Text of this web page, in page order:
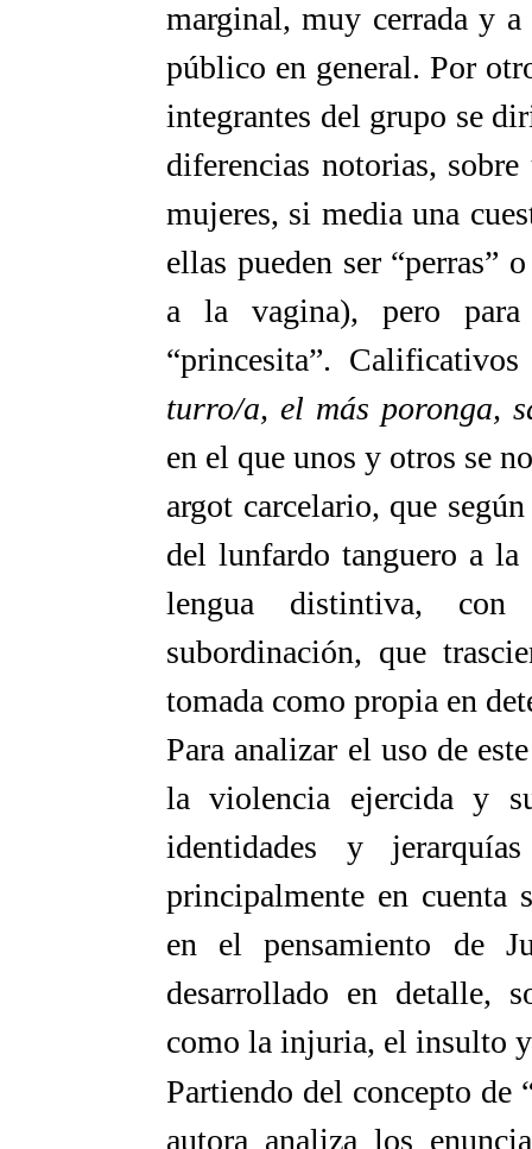
marginal, muy cerrada y
público en general. Por
integrantes del grupo se
diferencias notorias,
mujeres, si media una
ellas pueden ser “perras”
a la vagina), pero
“princesita”.
turro/a, el más poronga,
en el que unos y otros se
argot carcelario, que
del lunfardo tanguero a
lengua distintiva,
subordinación, que
tomada como propia en
Para analizar el uso de
la violencia ejercida y
identidades y
principalmente en cuenta
en el pensamiento de
desarrollado en detalle,
como la injuria, el insulto
Partiendo del concepto de
autora analiza los